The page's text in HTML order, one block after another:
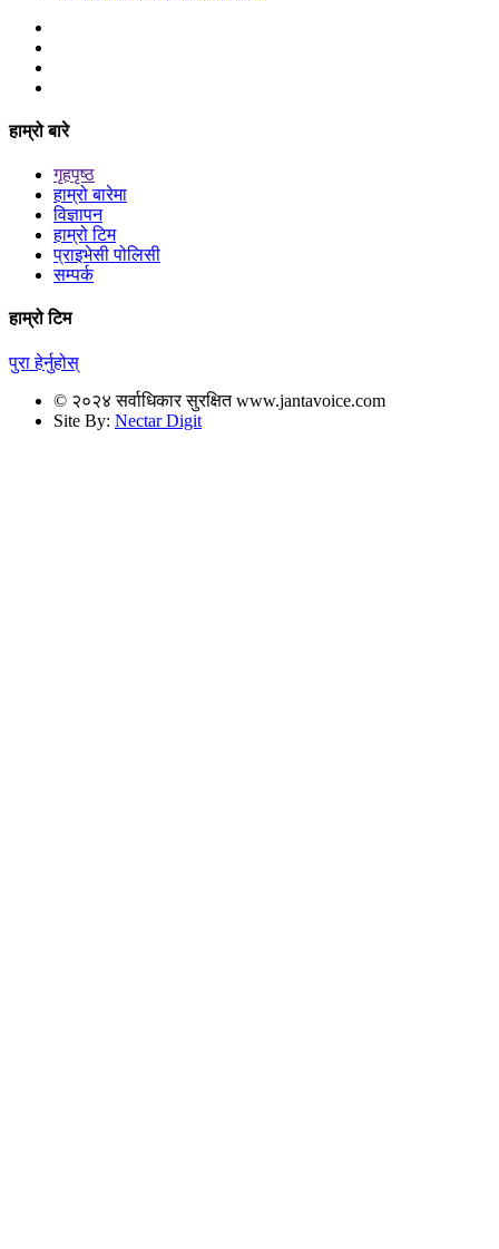
हाम्रो बारे
गृहपृष्ठ
हाम्रो बारेमा
विज्ञापन
हाम्रो टिम
प्राइभेसी पोलिसी
सम्पर्क
हाम्रो टिम
पुरा हेर्नुहोस्
© २०२४ सर्वाधिकार सुरक्षित www.jantavoice.com
Site By: Nectar Digit